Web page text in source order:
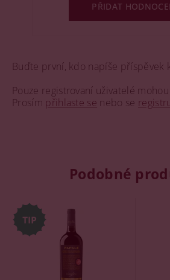
Buďte první, kdo napíše příspěvek
Pouze registrovaní uživatelé
Prosím přihlaste se nebo se
PŘIDAT
Podobné